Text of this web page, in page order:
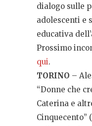
dialogo sulle
adolescenti e
educativa
Prossimo
qui.
TORINO –
“Donne che
Caterina e
Cinquecento”